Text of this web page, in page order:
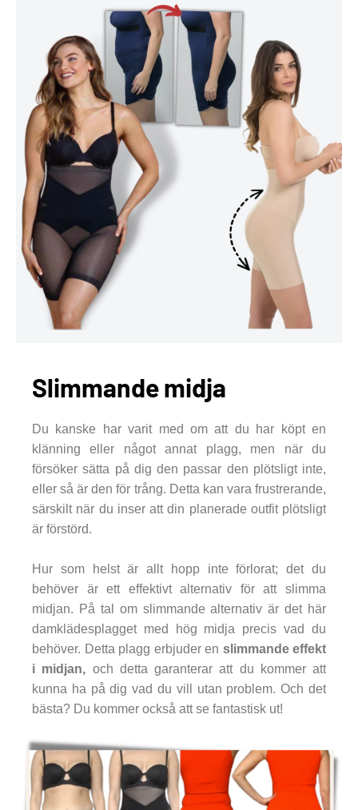
Slimmande midja
Du kanske har varit med om att du har köpt en
klänning eller något annat plagg, men när du
försöker sätta på dig den passar den plötsligt inte,
eller så är den för trång. Detta kan vara frustrerande,
särskilt när du inser att din planerade outfit plötsligt
är förstörd.
Hur som helst är allt hopp inte förlorat; det du
behöver är ett effektivt alternativ för att slimma
midjan. På tal om slimmande alternativ är det här
damklädesplagget med hög midja precis vad du
behöver. Detta plagg erbjuder en slimmande effekt
i midjan, och detta garanterar att du kommer att
kunna ha på dig vad du vill utan problem. Och det
bästa? Du kommer också att se fantastisk ut!